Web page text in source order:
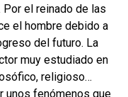
el reinado de las
el hombre debido a
del futuro. La
muy estudiado en
religioso…
unos fenómenos que